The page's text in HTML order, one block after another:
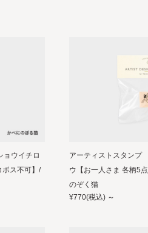
ウイチロ
ポス不可】/
アーティストスタンプ
ウ【お一人さま 各柄5
のぞく猫
¥770(税込) ～